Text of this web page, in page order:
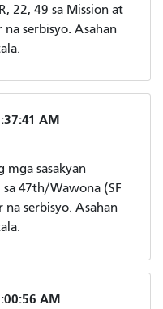
22, 49 sa Mission at
serbisyo. Asahan
AM
mga sasakyan
sa 47th/Wawona (SF
serbisyo. Asahan
AM